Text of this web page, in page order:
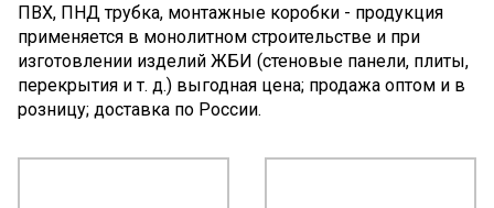
ПВХ, ПНД трубка, монтажные коробки - продукция
применяется в монолитном строительстве и при
изготовлении изделий ЖБИ (стеновые панели, плиты,
перекрытия и т. д.) выгодная цена; продажа оптом и в
розницу; доставка по России.